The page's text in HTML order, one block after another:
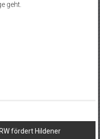
geht.
fördert Hildener